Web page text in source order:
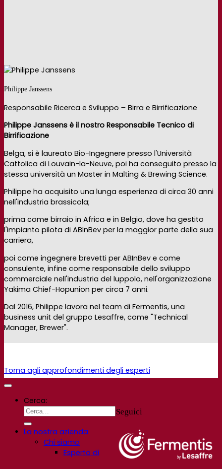
Philippe Janssens
Responsabile Ricerca e Sviluppo – Birra e Birrificazione
Philippe Janssens è il nostro Responsabile Tecnico di
Birrificazione
Belga, si è laureato Bio-Ingegnere presso l'Università
Cattolica di Louvain-la-Neuve, poi ha conseguito presso la
stessa università un Master in Malting & Brewing Science.
Philippe ha acquisito una lunga esperienza di circa 30 anni
nell'industria brassicola;
prima come birraio in Africa e in Belgio, dove ha gestito
l'impianto pilota di ABInBev per la maggior parte della sua
carriera,
poi come ingegnere brevetti per ABInBev e come
consulente, infine come responsabile dello sviluppo
commerciale nell'industria del luppolo, nell'organizzazione
Yakima Chief-Hopunion per circa 7 anni.
Dal 2016, Philippe lavora nel team di Fermentis, una
business unit del gruppo Lesaffre, come "Technical
Manager, Brewer".
Torna agli approfondimenti degli esperti
Seguici
Cerca:
La nostra azienda
Chi siamo
Esperto di